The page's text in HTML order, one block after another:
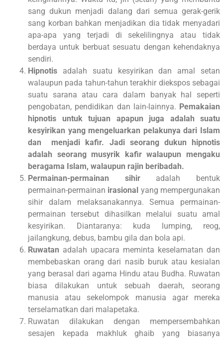
sang dukun menjadi dalang dari semua gerak-gerik
sang korban bahkan menjadikan dia tidak menyadari
apa-apa yang terjadi di sekelilingnya atau tidak
berdaya untuk berbuat sesuatu dengan kehendaknya
sendiri.
Hipnotis adalah suatu kesyirikan dan amal setan
walaupun pada tahun-tahun terakhir diekspos sebagai
suatu sarana atau cara dalam banyak hal seperti
pengobatan, pendidikan dan lain-lainnya. Pemakaian
hipnotis untuk tujuan apapun juga adalah suatu
kesyirikan yang mengeluarkan pelakunya dari Islam
dan menjadi kafir. Jadi seorang dukun hipnotis
adalah seorang musyrik kafir walaupun mengaku
beragama Islam, walaupun rajin beribadah.
Permainan-permainan sihiradalah bentuk
permainan-permainan irasional yang mempergunakan
sihir dalam melaksanakannya. Semua permainan-
permainan tersebut dihasilkan melalui suatu amal
kesyirikan. Diantaranya: kuda lumping, reog,
jailangkung, debus, bambu gila dan bola api.
Ruwatan adalah upacara meminta keselamatan dan
membebaskan orang dari nasib buruk atau kesialan
yang berasal dari agama Hindu atau Budha. Ruwatan
biasa dilakukan untuk sebuah daerah, seorang
manusia atau sekelompok manusia agar mereka
terselamatkan dari malapetaka.
Ruwatan dilakukan dengan mempersembahkan
sesajen kepada makhluk ghaib yang biasanya